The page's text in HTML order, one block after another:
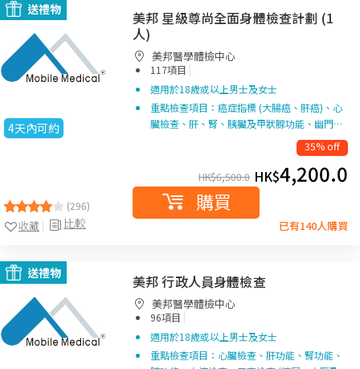
送禮物
4天內可約
(296)
比較
收藏
美邦 星級尊尚全面身體檢查計劃 (1
人)
美邦醫學體檢中心
117項目 |
適用於18歲或以上男士及女士
重點檢查項目：癌症指標 (大腸癌、肝癌)、心
臟檢查、肝、腎、胰臟及甲狀腺功能、幽門…
35% off
HK$6,500.0 HK$4,200.0
購買
已有140人購買
送禮物 美邦 行政人員身體檢查
美邦醫學體檢中心
96項目 |
適用於18歲或以上男士及女士
重點檢查項目：心臟檢查、肝功能、腎功能、